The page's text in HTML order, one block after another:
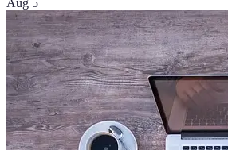
Aug 5